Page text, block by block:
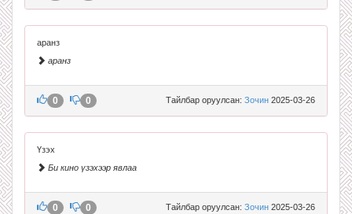
аранз
аранз
Тайлбар оруулсан: Зочин 2025-03-26
0 0
Үзэх
Би кино үзэхээр явлаа
Тайлбар оруулсан: Зочин 2025-03-26
0 0